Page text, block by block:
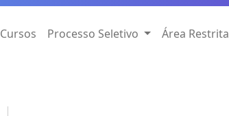
Cursos Processo Seletivo Área Restrita